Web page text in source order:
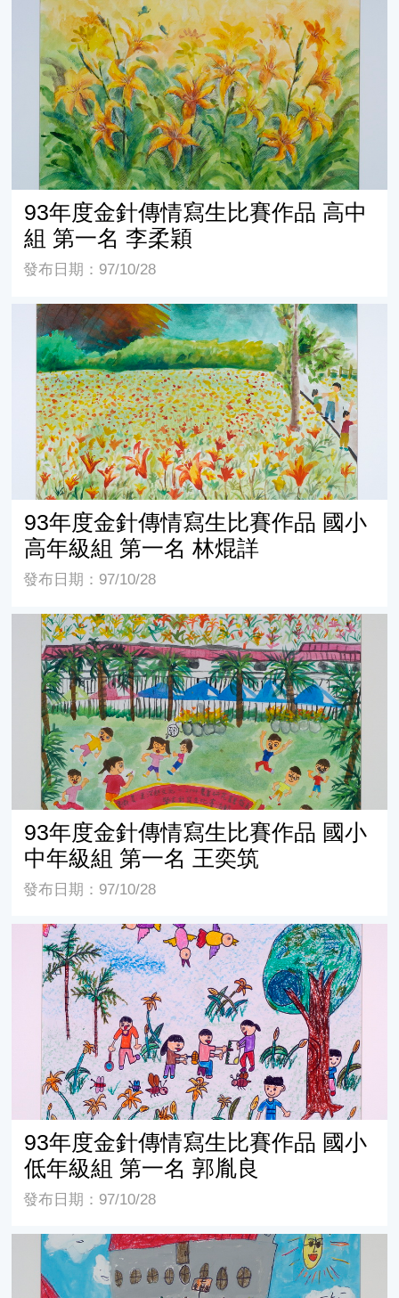
93年度金針傳情寫生比賽作品 高中組 第一名 李柔穎
93年度金針傳情寫生比賽作品 高中
組 第一名 李柔穎
發布日期：97/10/28
93年度金針傳情寫生比賽作品 國小高年級組 第一名 林焜
93年度金針傳情寫生比賽作品 國小
高年級組 第一名 林焜詳
發布日期：97/10/28
93年度金針傳情寫生比賽作品 國小中年級組 第一名 王奕
93年度金針傳情寫生比賽作品 國小
中年級組 第一名 王奕筑
發布日期：97/10/28
93年度金針傳情寫生比賽作品 國小低年級組 第一名 郭胤
93年度金針傳情寫生比賽作品 國小
低年級組 第一名 郭胤良
發布日期：97/10/28
93年度金針傳情寫生比賽作品 幼兒組 第一名 陳品儀